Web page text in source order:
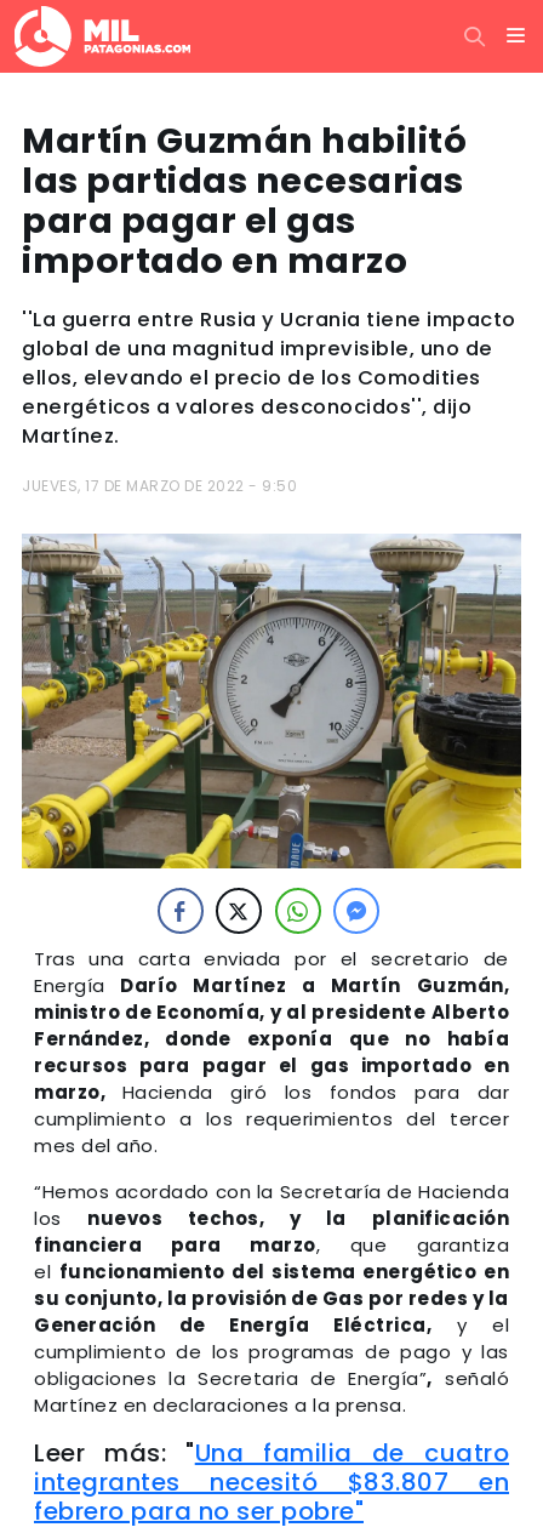
Martín Guzmán habilitó
las partidas necesarias
para pagar el gas
importado en marzo
''La guerra entre Rusia y Ucrania tiene impacto
global de una magnitud imprevisible, uno de
ellos, elevando el precio de los Comodities
energéticos a valores desconocidos'', dijo
Martínez.
JUEVES, 17 DE MARZO DE 2022 - 9:50
Tras una carta enviada por el secretario de
Energía Darío Martínez a Martín Guzmán,
ministro de Economía, y al presidente Alberto
Fernández, donde exponía que no había
recursos para pagar el gas importado en
marzo, Hacienda giró los fondos para dar
cumplimiento a los requerimientos del tercer
mes del año.
“Hemos acordado con la Secretaría de Hacienda
los nuevos techos, y la planificación
financiera para marzo, que garantiza
el funcionamiento del sistema energético en
su conjunto, la provisión de Gas por redes y la
Generación de Energía Eléctrica, y el
cumplimiento de los programas de pago y las
obligaciones la Secretaria de Energía”, señaló
Martínez en declaraciones a la prensa.
Leer más: "Una familia de cuatro
integrantes necesitó $83.807 en
febrero para no ser pobre"